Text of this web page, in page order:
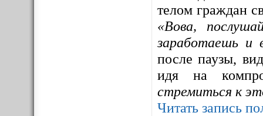
телом граждан
«Вова,
заработаешь и
после паузы,
идя на
стремиться к
Читать запись